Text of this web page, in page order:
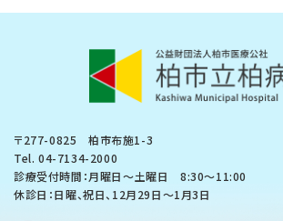
〒277-0825 柏市布施1-3
Tel.04-7134-2000
診療受付時間：月曜日～土曜日 8:30〜11:00
休診日：日曜、祝日、12月29日～1月3日